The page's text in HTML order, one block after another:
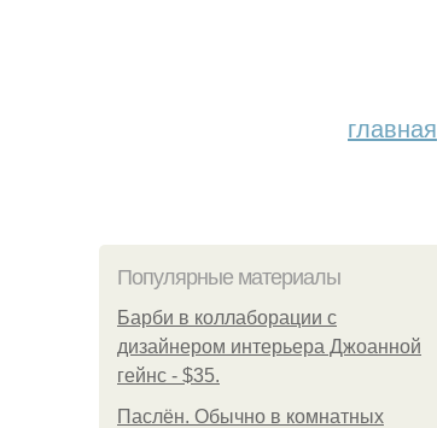
главная
Популярные материалы
Барби в коллаборации с
дизайнером интерьера Джоанной
гейнс - $35.
Паслён. Обычно в комнатных